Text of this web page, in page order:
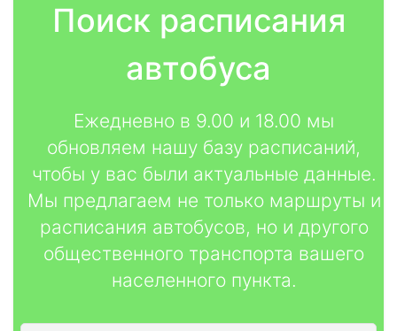
Поиск расписания
автобуса
Ежедневно в 9.00 и 18.00 мы
обновляем нашу базу расписаний,
чтобы у вас были актуальные данные.
Мы предлагаем не только маршруты и
расписания автобусов, но и другого
общественного транспорта вашего
населенного пункта.